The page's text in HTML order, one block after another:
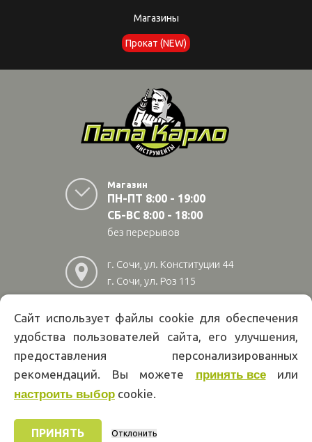
Магазины
Прокат (NEW)
Магазин
ПН-ПТ 8:00 - 19:00
СБ-ВС 8:00 - 18:00
без перерывов
г. Сочи, ул. Конституции 44
г. Сочи, ул. Роз 115
г. Адлер, ул Авиационная
28/10
222 02 01
офертой. Указанные цены действуют только при оформлении заказа
через интернет-магазин papakarlotools.ru.
Сайт использует файлы cookie для обеспечения
удобства пользователей сайта, его улучшения,
предоставления персонализированных
рекомендаций. Вы можете принять всеили
настроить выбор cookie.
ПРИНЯТЬ Отклонить